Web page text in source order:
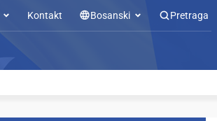
Kontakt Bosanski Pretraga